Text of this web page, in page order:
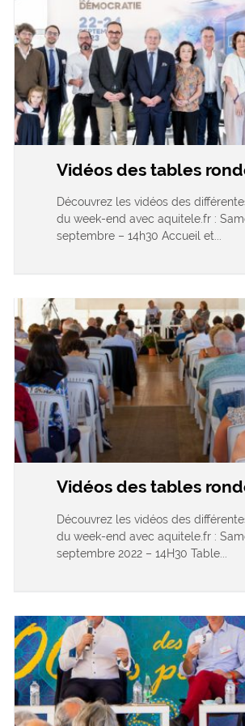
Vidéos des tables
Découvrez les vidéos des
du week-end avec aquitele.fr :
septembre – 14h30 Accueil et...
Vidéos des tables
Découvrez les vidéos des
du week-end avec aquitele.fr :
septembre 2022 – 14H30 Table...